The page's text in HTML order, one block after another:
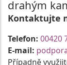
drahým
Kontaktujte
Telefon: 00420
E-mail:
Případně